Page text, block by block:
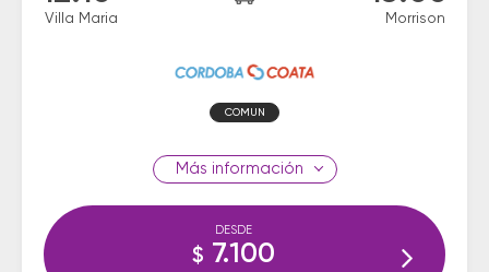
Villa Maria Morrison
COMUN
información
DESDE
$ 7.100